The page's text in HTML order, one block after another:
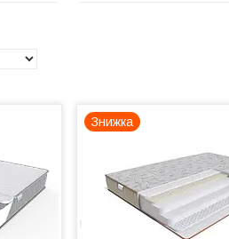
Знижка